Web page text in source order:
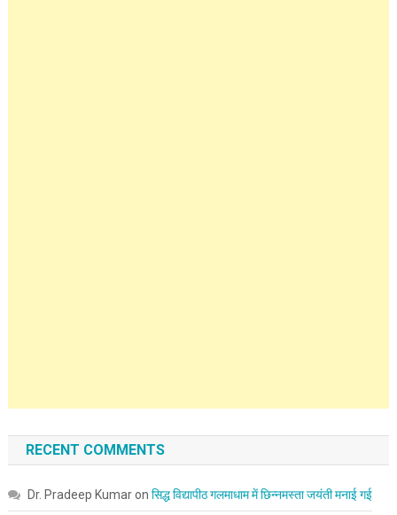
RECENT COMMENTS
Dr. Pradeep Kumaron सिद्ध विद्यापीठ गलमाधाम में छिन्नमस्ता जयंती मनाई गई